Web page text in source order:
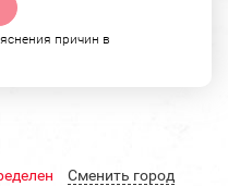
причин в
Cменить город